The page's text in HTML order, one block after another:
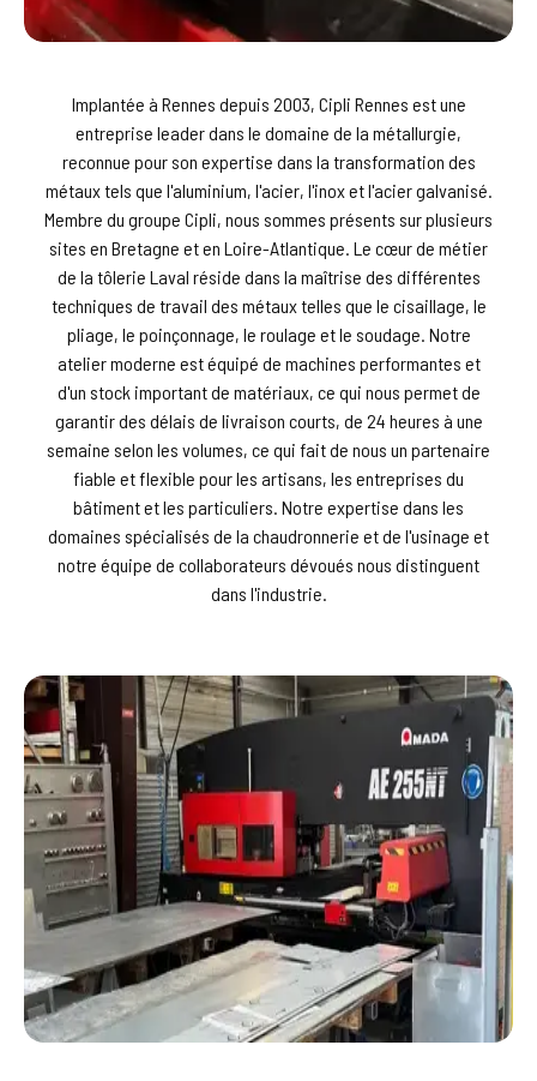
Implantée à Rennes depuis 2003, Cipli Rennes est une
entreprise leader dans le domaine de la métallurgie,
reconnue pour son expertise dans la transformation des
métaux tels que l'aluminium, l'acier, l'inox et l'acier galvanisé.
Membre du groupe Cipli, nous sommes présents sur plusieurs
sites en Bretagne et en Loire-Atlantique. Le cœur de métier
de la tôlerie Laval réside dans la maîtrise des différentes
techniques de travail des métaux telles que le cisaillage, le
pliage, le poinçonnage, le roulage et le soudage. Notre
atelier moderne est équipé de machines performantes et
d'un stock important de matériaux, ce qui nous permet de
garantir des délais de livraison courts, de 24 heures à une
semaine selon les volumes, ce qui fait de nous un partenaire
fiable et flexible pour les artisans, les entreprises du
bâtiment et les particuliers. Notre expertise dans les
domaines spécialisés de la chaudronnerie et de l'usinage et
notre équipe de collaborateurs dévoués nous distinguent
dans l'industrie.